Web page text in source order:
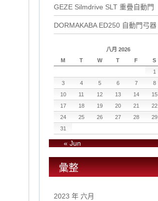
GEZE Silmdrive SLT 重疊自動門
DORMAKABA ED250 自動門弓器
八月 2026
M
T W T F S
1
3
4 5 6 7 8
10
11 12 13 14 15
17
18 19 20 21 22
24
25 26 27 28 29
31
« Jun
彙整
2023 年 六月